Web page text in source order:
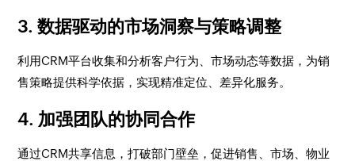
3. 数据驱动的市场洞察与策略调整
利用CRM平台收集和分析客户行为、市场动态等数据，为销
售策略提供科学依据，实现精准定位、差异化服务。
4. 加强团队的协同合作
通过CRM共享信息，打破部门壁垒，促进销售、市场、物业